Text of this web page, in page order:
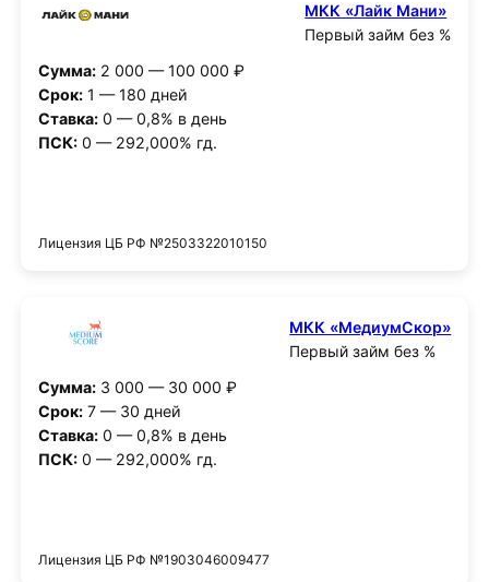
МКК «Лайк Мани»
Первый займ без %
Сумма:2 000 — 100 000 ₽
Срок:1 — 180 дней
Ставка:0 — 0,8% в день
ПСК:0 — 292,000% гд.
Лицензия ЦБ РФ №2503322010150
МКК «МедиумСкор»
Первый займ без %
Сумма:3 000 — 30 000 ₽
Срок:7 — 30 дней
Ставка:0 — 0,8% в день
ПСК:0 — 292,000% гд.
Лицензия ЦБ РФ №1903046009477